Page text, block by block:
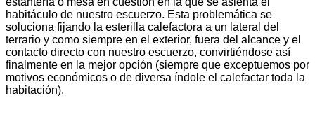
habitáculo de nuestro escuerzo. Esta problemática se
soluciona fijando la esterilla calefactora a un lateral del
terrario y como siempre en el exterior, fuera del alcance y el
contacto directo con nuestro escuerzo, convirtiéndose así
finalmente en la mejor opción (siempre que exceptuemos por
motivos económicos o de diversa índole el calefactar toda la
habitación).